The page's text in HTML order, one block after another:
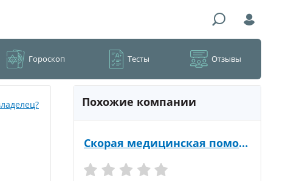
Гороскоп Тесты Отзывы
Похожие компании
Скорая медицинская помощь